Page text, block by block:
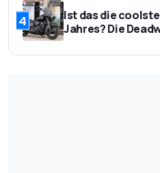
4
Ist das die
Jahres? Die